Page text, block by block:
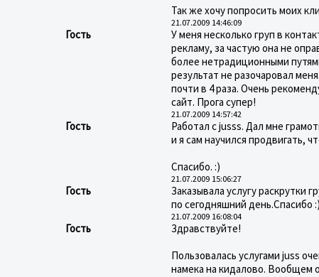
Так же хочу попросить моих
21.07.2009 14:46:09
Гость
У меня несколько груп в
рекламу, за частую она не
более нетрадиционными
результат не разочаровал
почти в 4 раза. Очень
сайт. Прога супер!
21.07.2009 14:57:42
Гость
Работал с jusss. Дал мне
и я сам научился продвигать,
Спасибо. :)
21.07.2009 15:06:27
Гость
Заказывала услугу раскрутки
по сегодняшний день.Спасибо :)
21.07.2009 16:08:04
Гость
Здравствуйте!
Пользовалась услугами juss
намека на кидалово. Вообщем